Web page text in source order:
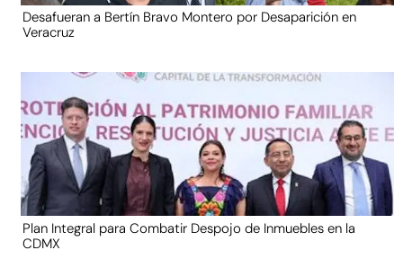
Desafueran a Bertín Bravo Montero por Desaparición en
Veracruz
Plan Integral para Combatir Despojo de Inmuebles en la
CDMX